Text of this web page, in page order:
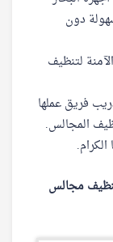
دون
لتنظيف
فريق عملها
المجالس.
مجالس